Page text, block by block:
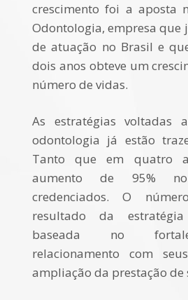
crescimento foi a aposta
Odontologia, empresa que
de atuação no Brasil e
dois anos obteve um
número de vidas.
As estratégias voltadas
odontologia já estão
Tanto que em quatro
aumento de 95%
credenciados. O
resultado da
baseada no
relacionamento com
ampliação da prestação de